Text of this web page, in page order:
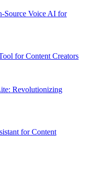
Source Voice AI for
for Content Creators
Revolutionizing
for Content